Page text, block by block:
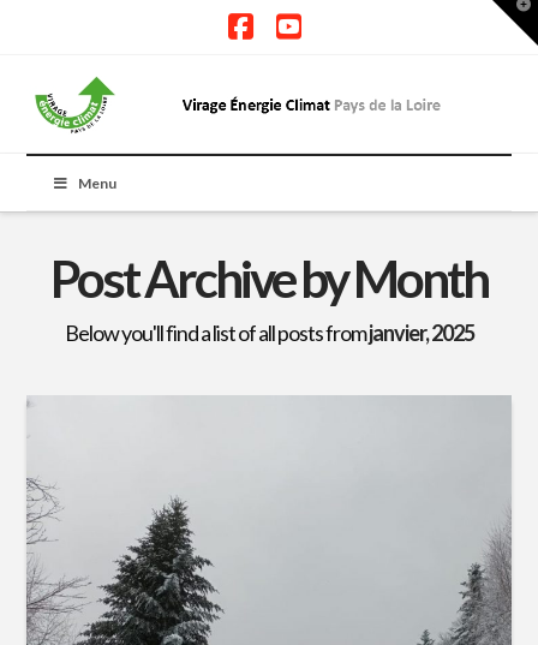
Menu
Post Archive by Month
Below you'll find a list of all posts fromjanvier, 2025